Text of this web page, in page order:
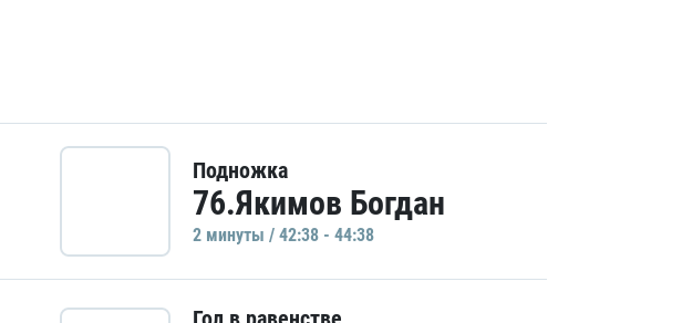
Подножка
76.Якимов Богдан
2 минуты / 42:38 - 44:38